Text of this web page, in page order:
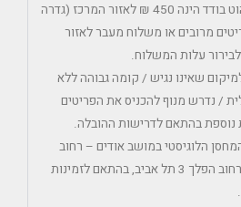
עלות משלוח פריט ריהוט בודד הינה 450 ₪ לאזור המרכז (גדרה
מרובים או משלוח מעבר לאזור
עלות המשלוח.
שאינו נגיש / קומה גבוהה ללא
/ נדרש מנוף להכניס את הפריטים
נוספת בהתאם לדרישות ההובלה.
הלוגיסטי במושב אודים – רחוב
החרוב 4, או מהחנות ברחוב הפלך 3 תל אביב, בהתאם לזמינות